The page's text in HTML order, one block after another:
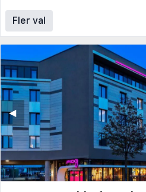
Fler val
◀︎